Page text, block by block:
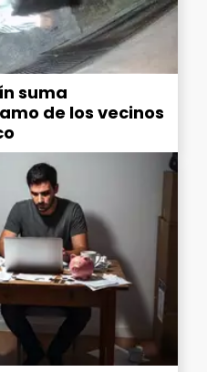
suma
de los vecinos